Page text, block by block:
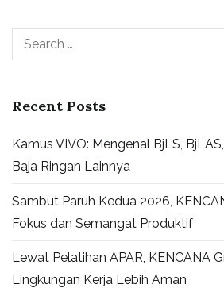
Search
for:
Recent Posts
Kamus VIVO: Mengenal BjLS,
Baja Ringan Lainnya
Sambut Paruh Kedua 2026,
Fokus dan Semangat Produktif
Lewat Pelatihan APAR, KENCANA
Lingkungan Kerja Lebih Aman